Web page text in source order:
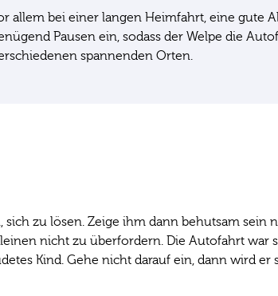
allem bei einer langen Heimfahrt, eine gute
Pausen ein, sodass der Welpe die
spannenden Orten.
zu lösen. Zeige ihm dann behutsam sein
nicht zu überfordern. Die Autofahrt war
Kind. Gehe nicht darauf ein, dann wird er